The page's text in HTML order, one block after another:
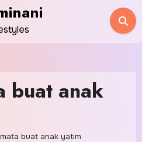
buat anak
buat anak yatim